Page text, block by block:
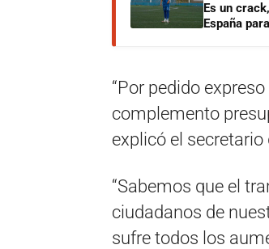
Es un
España
“Por pedido
complemento
explicó el
“Sabemos que el
ciudadanos de
sufre todos los